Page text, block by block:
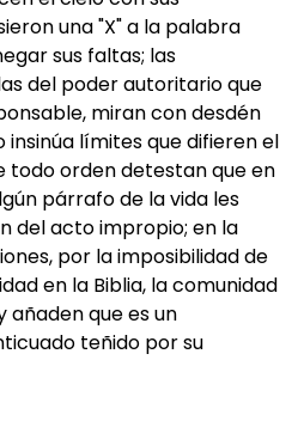
una "X" a la palabra
sus faltas; las
del poder autoritario que
miran con desdén
límites que difieren el
todo orden detestan que en
párrafo de la vida les
del acto impropio; en la
por la imposibilidad de
en la Biblia, la comunidad
añaden que es un
teñido por su